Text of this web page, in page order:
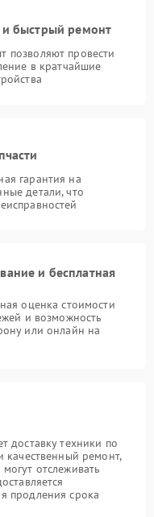
и быстрый ремонт
позволяют провести
в кратчайшие
гарантия на
детали, что
и бесплатная
оценка стоимости
и возможность
или онлайн на
доставку техники по
качественный ремонт,
отслеживать
продления срока